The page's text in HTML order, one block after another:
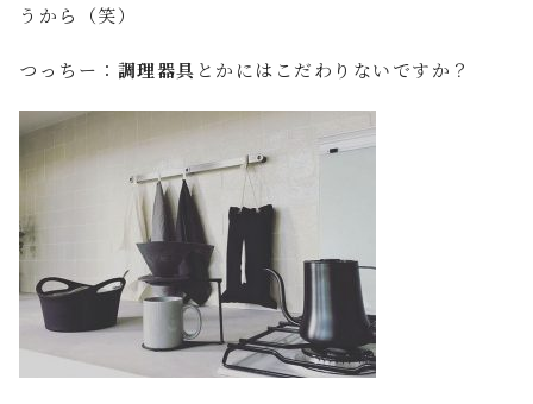
うから（笑）
つっちー： 調理器具 とかにはこだわりないですか？